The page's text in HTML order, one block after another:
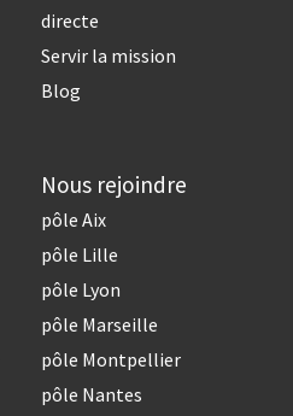
directe
Servir la mission
Blog
Nous rejoindre
pôle Aix
pôle Lille
pôle Lyon
pôle Marseille
pôle Montpellier
pôle Nantes